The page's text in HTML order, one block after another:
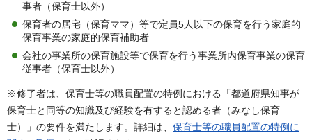
事者（保育士以外）
保育者の居宅（保育ママ）等で定員5人以下の保育を行う家庭的
保育事業の家庭的保育補助者
会社の事業所の保育施設等で保育を行う事業所内保育事業の保育
従事者（保育士以外）
※修了者は、保育士等の職員配置の特例における「都道府県知事が
保育士と同等の知識及び経験を有すると認める者（みなし保育
士）」の要件を満たします。詳細は、 保育士等の職員配置の特例に